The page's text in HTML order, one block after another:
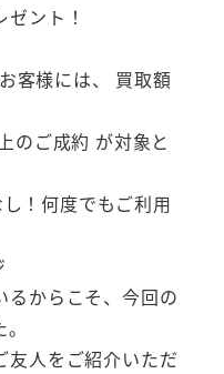
ント！
客様には、 買取額
のご成約 が対象と
！何度でもご利用
るからこそ、今回の
友人をご紹介いただ